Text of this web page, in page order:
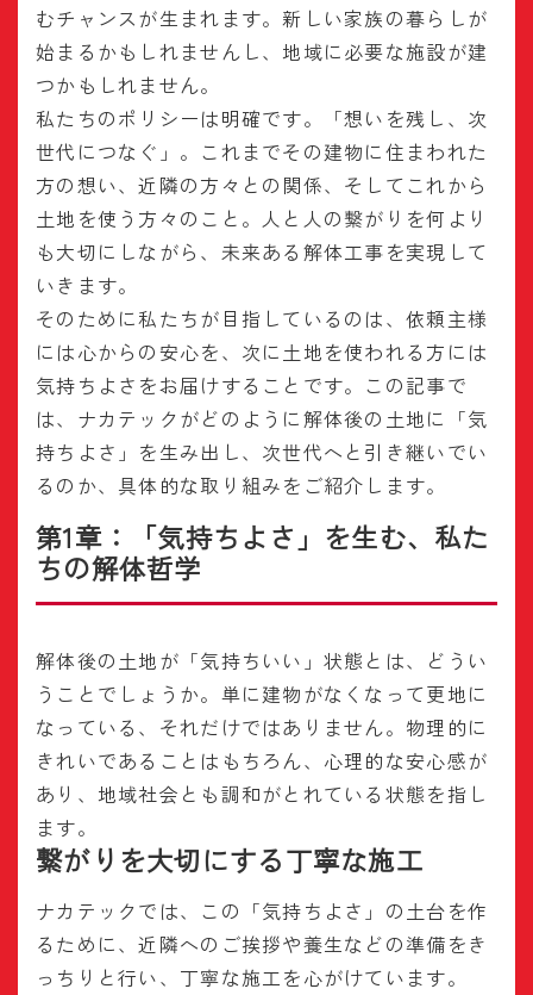
むチャンスが生まれます。新しい家族の暮らしが
始まるかもしれませんし、地域に必要な施設が建
つかもしれません。
私たちのポリシーは明確です。「想いを残し、次
世代につなぐ」。これまでその建物に住まわれた
方の想い、近隣の方々との関係、そしてこれから
土地を使う方々のこと。人と人の繋がりを何より
も大切にしながら、未来ある解体工事を実現して
いきます。
そのために私たちが目指しているのは、依頼主様
には心からの安心を、次に土地を使われる方には
気持ちよさをお届けすることです。この記事で
は、ナカテックがどのように解体後の土地に「気
持ちよさ」を生み出し、次世代へと引き継いでい
るのか、具体的な取り組みをご紹介します。
第1章：「気持ちよさ」を生む、私た
ちの解体哲学
解体後の土地が「気持ちいい」状態とは、どうい
うことでしょうか。単に建物がなくなって更地に
なっている、それだけではありません。物理的に
きれいであることはもちろん、心理的な安心感が
あり、地域社会とも調和がとれている状態を指し
ます。
繋がりを大切にする丁寧な施工
ナカテックでは、この「気持ちよさ」の土台を作
るために、近隣へのご挨拶や養生などの準備をき
っちりと行い、丁寧な施工を心がけています。